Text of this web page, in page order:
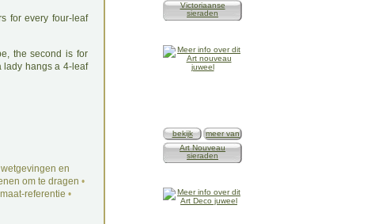
for every four-leaf
the second is for
lady hangs a 4-leaf
wetgevingen en
om te dragen •
referentie •
Victoriaanse
sieraden
bekijk
meer van
Art Nouveau
sieraden